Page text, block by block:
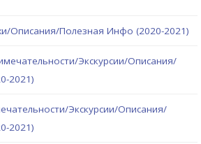
Описания/Полезная Инфо (2020-2021)
Экскурсии/Описания/
2021)
Экскурсии/Описания/
2021)